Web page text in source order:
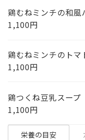
鶏むねミンチの和風
1,100円
鶏むねミンチのト
1,100円
鶏つくね豆乳スープ
1,100円
栄養の目安